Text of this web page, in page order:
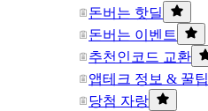
돈버는 핫딜
돈버는 이벤트
추천인코드 교환
앱테크 정보 & 꿀팁
당첨 자랑